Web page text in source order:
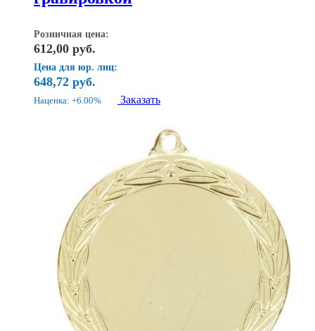
Розничная цена:
612,00 руб.
Цена для юр. лиц:
648,72 руб.
Наценка: +6.00% Заказать